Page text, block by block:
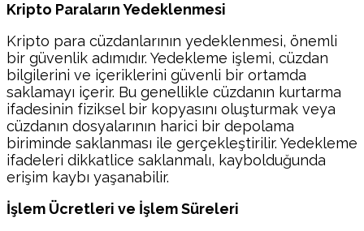
Kripto Paraların Yedeklenmesi
Kripto para cüzdanlarının yedeklenmesi, önemli
bir güvenlik adımıdır. Yedekleme işlemi, cüzdan
bilgilerini ve içeriklerini güvenli bir ortamda
saklamayı içerir. Bu genellikle cüzdanın kurtarma
ifadesinin fiziksel bir kopyasını oluşturmak veya
cüzdanın dosyalarının harici bir depolama
biriminde saklanması ile gerçekleştirilir. Yedekleme
ifadeleri dikkatlice saklanmalı, kaybolduğunda
erişim kaybı yaşanabilir.
İşlem Ücretleri ve İşlem Süreleri